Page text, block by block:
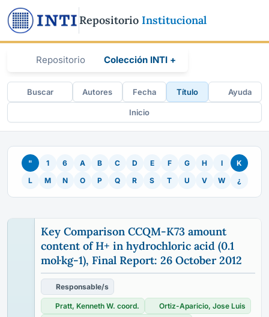
Repositorio Institucional
Repositorio Colección INTI +
Buscar Autores Fecha Título Ayuda
Inicio
" 1 6 A B C D E F G H I
K
L
M N O P Q R S T U V W ¿
Key Comparison CCQM-K73 amount
content of H+ in hydrochloric acid (0.1
mol·kg-1), Final Report: 26 October 2012
Responsable/s
Pratt, Kenneth W. coord.
Ortiz-Aparicio, Jose Luis